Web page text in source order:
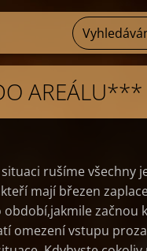
AREÁLU***
rušíme všechny
mají březen
začnou
omezení vstupu